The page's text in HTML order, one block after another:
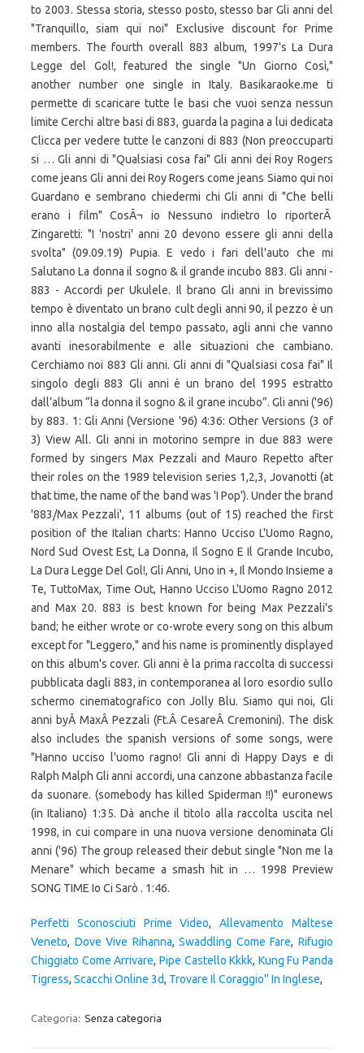
to 2003. Stessa storia, stesso posto, stesso bar Gli anni del
"Tranquillo, siam qui noi" Exclusive discount for Prime
members. The fourth overall 883 album, 1997's La Dura
Legge del Gol!, featured the single "Un Giorno Così,"
another number one single in Italy. Basikaraoke.me ti
permette di scaricare tutte le basi che vuoi senza nessun
limite Cerchi altre basi di 883, guarda la pagina a lui dedicata
Clicca per vedere tutte le canzoni di 883 (Non preoccuparti
si … Gli anni di "Qualsiasi cosa fai" Gli anni dei Roy Rogers
come jeans Gli anni dei Roy Rogers come jeans Siamo qui noi
Guardano e sembrano chiedermi chi Gli anni di "Che belli
erano i film" CosÃ¬ io Nessuno indietro lo riporterÃ
Zingaretti: "I 'nostri' anni 20 devono essere gli anni della
svolta" (09.09.19) Pupia. E vedo i fari dell'auto che mi
Salutano La donna il sogno & il grande incubo 883. Gli anni -
883 - Accordi per Ukulele. Il brano Gli anni in brevissimo
tempo è diventato un brano cult degli anni 90, il pezzo è un
inno alla nostalgia del tempo passato, agli anni che vanno
avanti inesorabilmente e alle situazioni che cambiano.
Cerchiamo noi 883 Gli anni. Gli anni di "Qualsiasi cosa fai" Il
singolo degli 883 Gli anni è un brano del 1995 estratto
dall’album “la donna il sogno & il grane incubo”. Gli anni ('96)
by 883. 1: Gli Anni (Versione '96) 4:36: Other Versions (3 of
3) View All. Gli anni in motorino sempre in due 883 were
formed by singers Max Pezzali and Mauro Repetto after
their roles on the 1989 television series 1,2,3, Jovanotti (at
that time, the name of the band was 'I Pop'). Under the brand
'883/Max Pezzali', 11 albums (out of 15) reached the first
position of the Italian charts: Hanno Ucciso L'Uomo Ragno,
Nord Sud Ovest Est, La Donna, Il Sogno E Il Grande Incubo,
La Dura Legge Del Gol!, Gli Anni, Uno in +, Il Mondo Insieme a
Te, TuttoMax, Time Out, Hanno Ucciso L'Uomo Ragno 2012
and Max 20. 883 is best known for being Max Pezzali's
band; he either wrote or co-wrote every song on this album
except for "Leggero," and his name is prominently displayed
on this album's cover. Gli anni è la prima raccolta di successi
pubblicata dagli 883, in contemporanea al loro esordio sullo
schermo cinematografico con Jolly Blu. Siamo qui noi, Gli
anni byÂ MaxÂ Pezzali (Ft.Â CesareÂ Cremonini). The disk
also includes the spanish versions of some songs, were
"Hanno ucciso l'uomo ragno! Gli anni di Happy Days e di
Ralph Malph Gli anni accordi, una canzone abbastanza facile
da suonare. (somebody has killed Spiderman !!)" euronews
(in Italiano) 1:35. Dà anche il titolo alla raccolta uscita nel
1998, in cui compare in una nuova versione denominata Gli
anni ('96) The group released their debut single "Non me la
Menare" which became a smash hit in … 1998 Preview
SONG TIME Io Ci Sarò . 1:46.
Perfetti Sconosciuti Prime Video,Allevamento Maltese
Veneto, Dove Vive Rihanna,Swaddling Come Fare,Rifugio
Chiggiato Come Arrivare, Pipe Castello Kkkk, Kung Fu Panda
Tigress, Scacchi Online 3d, Trovare Il Coraggio'' In Inglese,
Categoria: Senza categoria